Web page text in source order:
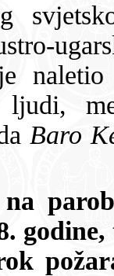
rata 1914.
naletio
Baro
i točan broj